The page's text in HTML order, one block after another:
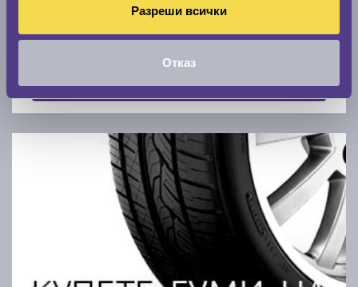
Разреши всички
Отказ
Покажи гуми